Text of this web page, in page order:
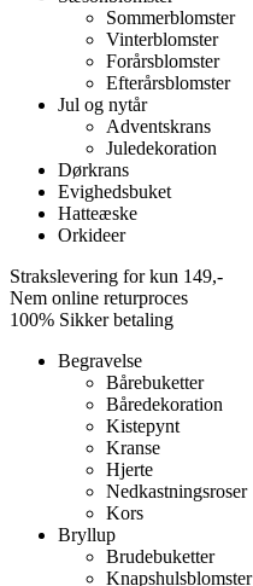
Sommerblomster
Vinterblomster
Forårsblomster
Efterårsblomster
Jul og nytår
Adventskrans
Juledekoration
Dørkrans
Evighedsbuket
Hatteæske
Orkideer
Strakslevering for kun 149,-
Nem online returproces
100% Sikker betaling
Begravelse
Bårebuketter
Båredekoration
Kistepynt
Kranse
Hjerte
Nedkastningsroser
Kors
Bryllup
Brudebuketter
Knapshulsblomster